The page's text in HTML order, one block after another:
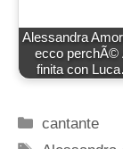
Alessandra
ecco perchÃ©
finita con
Categorie
cantante